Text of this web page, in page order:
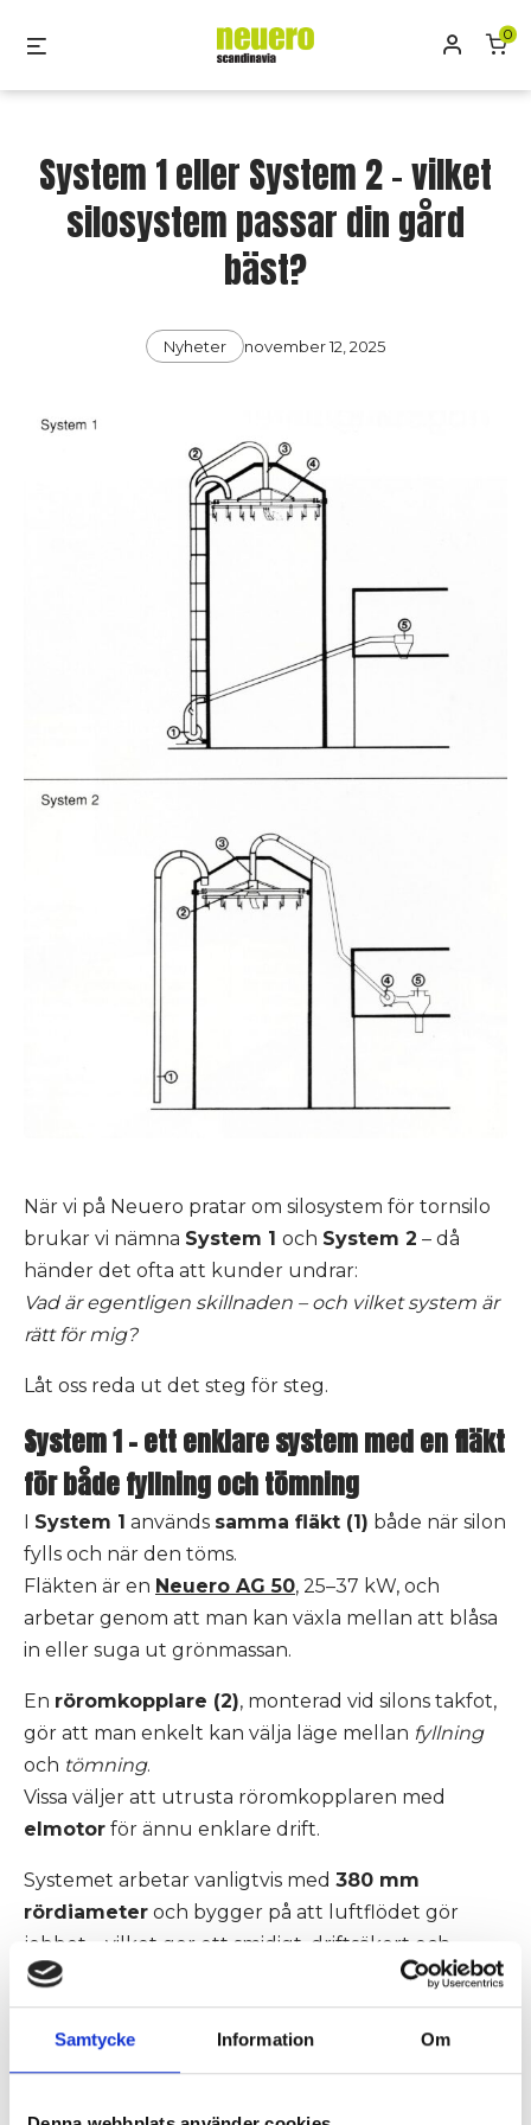
Samtycke Information Om
Mitt0
System 1 eller System 2 – vilket
silosystem passar din gård
bäst?
Categories
Nyheter
Post
november 12, 2025
När vi på Neuero pratar om silosystem för tornsilo
brukar vi nämna System 1 och System 2 – då
händer det ofta att kunder undrar:
Vad är egentligen skillnaden – och vilket system är
rätt för mig?
Låt oss reda ut det steg för steg.
System 1 – ett enklare system med en fläkt
för både fyllning och tömning
I System 1 används samma fläkt (1) både när silon
fylls och när den töms.
Fläkten är en Neuero AG 50, 25–37 kW, och
arbetar genom att man kan växla mellan att blåsa
in eller suga ut grönmassan.
En röromkopplare (2), monterad vid silons takfot,
gör att man enkelt kan välja läge mellan fyllning
och tömning.
Vissa väljer att utrusta röromkopplaren med
elmotor för ännu enklare drift.
Systemet arbetar vanligtvis med 380 mm
rördiameter och bygger på att luftflödet gör
jobbet – vilket ger ett smidigt, driftsäkert och
beprövat system.
Kort sagt:
System 1 är enkelt, pålitligt och